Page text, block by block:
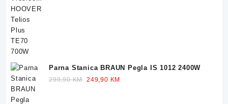
Parna Stanica BRAUN Pegla IS 1012 2400W
299,90KM Original
249,90 KM